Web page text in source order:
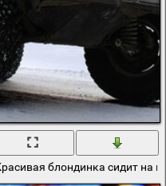
как будто видно все
блондинка сидит на